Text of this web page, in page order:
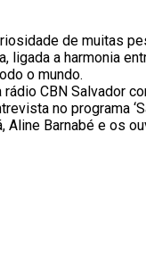
de muitas
ligada a harmonia
o mundo.
CBN Salvador
no programa
Barnabé e os